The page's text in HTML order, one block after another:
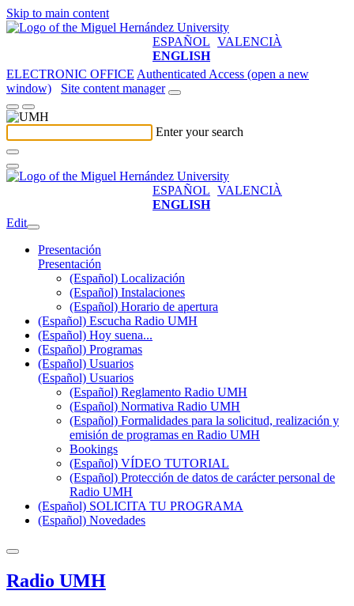
Skip to main content
ESPAÑOL VALENCIÀ
ENGLISH
ELECTRONIC OFFICE Authenticated Access (open a new
window)
Site content manager
Enter your search
ESPAÑOL VALENCIÀ
ENGLISH
Edit
Presentación
Presentación
(Español) Localización
(Español) Instalaciones
(Español) Horario de apertura
(Español) Escucha Radio UMH
(Español) Hoy suena...
(Español) Programas
(Español) Usuarios
(Español) Usuarios
(Español) Reglamento Radio UMH
(Español) Normativa Radio UMH
(Español) Formalidades para la solicitud, realización y
emisión de programas en Radio UMH
Bookings
(Español) VÍDEO TUTORIAL
(Español) Protección de datos de carácter personal de
Radio UMH
(Español) SOLICITA TU PROGRAMA
(Español) Novedades
Radio UMH